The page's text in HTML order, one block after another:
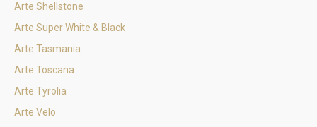
Arte Shellstone
Arte Super White & Black
Arte Tasmania
Arte Toscana
Arte Tyrolia
Arte Velo